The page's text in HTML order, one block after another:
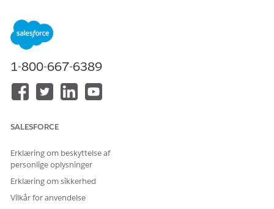
Giv dine brugere adgang til objekterne og funktionerne
Vurderingsstyring.
Aktiver Vurdering af vandfald
trin af vurderingsprocessen. Lad os sige, at mens du
beregner den endelige nettopræmie for en
mindre end forventet. Med Vandfaldsvisning kan du se
årsagen til tilføjelsen eller fratrækningen.
Aktiver Vurdering af vandfaldsopbevarelse
Vandfaldsopbevaring lagrer vurderingslogfilerne på en
struktureret måde i Salesforce-databasen.
1-800-667-6389
SALESFORCE
Erklæring om beskyttelse af
personlige oplysninger
Erklæring om sikkerhed
Vilkår for anvendelse